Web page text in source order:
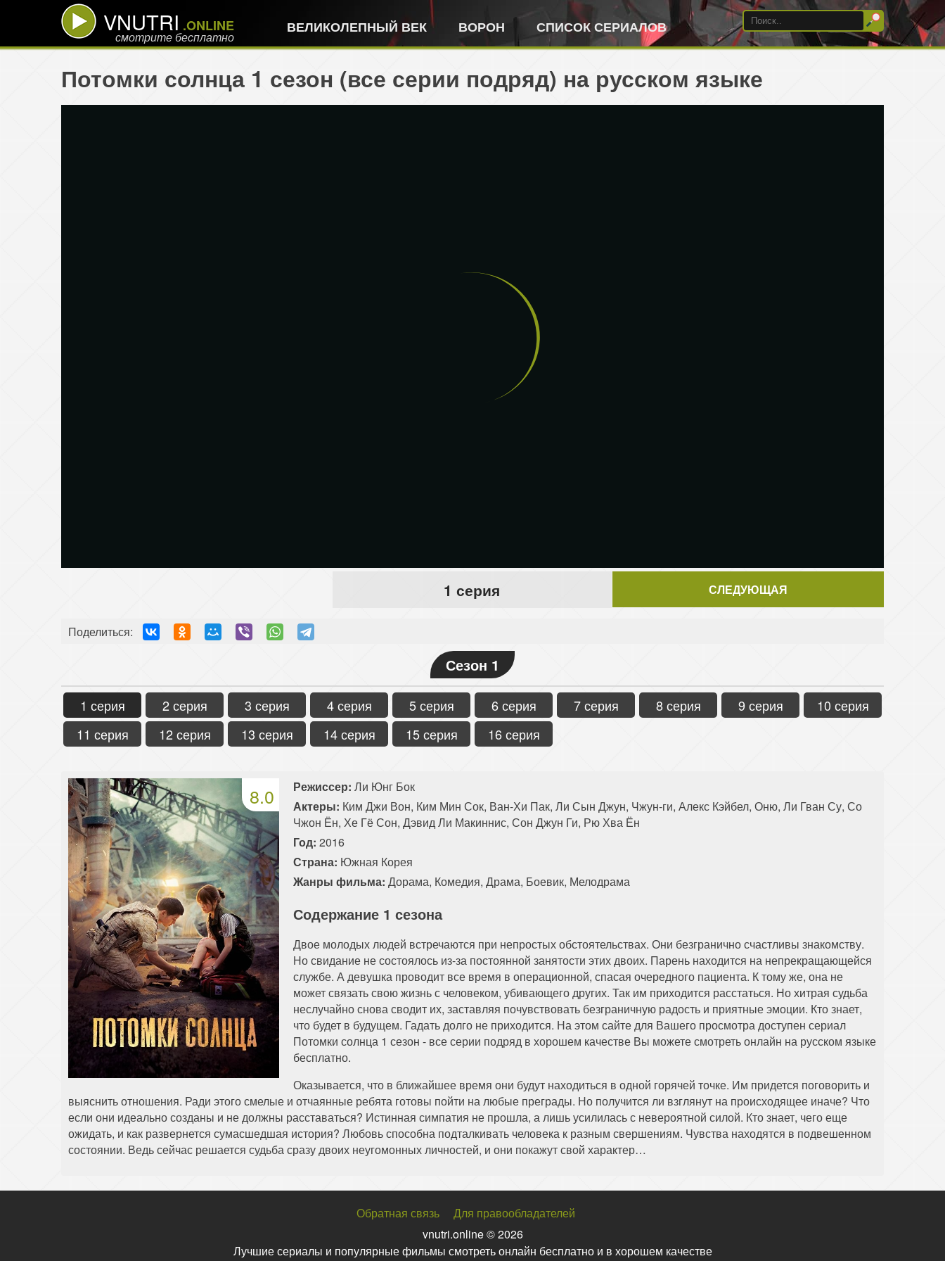
VNUTRI .ONLINE
смотрите бесплатно
ВЕЛИКОЛЕПНЫЙ ВЕК ВОРОН СПИСОК СЕРИАЛОВ
Потомки солнца 1 сезон (все серии подряд) на русском языке
1 серия СЛЕДУЮЩАЯ
Поделиться:
Сезон 1
1 серия 2 серия 3 серия 4 серия 5 серия 6 серия 7 серия 8 серия 9 серия
10 серия
11 серия
12 серия 13 серия 14 серия 15 серия 16 серия
8.0 Режиссер: Ли Юнг Бок
Актеры: Ким Джи Вон, Ким Мин Сок, Ван-Хи Пак, Ли Сын Джун, Чжун-ги, Алекс Кэйбел, Оню, Ли Гван Су, Со
Чжон Ён, Хе Гё Сон, Дэвид Ли Макиннис, Сон Джун Ги, Рю Хва Ён
Год: 2016
Страна: Южная Корея
Жанры фильма: Дорама, Комедия, Драма, Боевик, Мелодрама
Содержание 1 сезона
Двое молодых людей встречаются при непростых обстоятельствах. Они безгранично счастливы знакомству.
Но свидание не состоялось из-за постоянной занятости этих двоих. Парень находится на непрекращающейся
службе. А девушка проводит все время в операционной, спасая очередного пациента. К тому же, она не
может связать свою жизнь с человеком, убивающего других. Так им приходится расстаться. Но хитрая судьба
неслучайно снова сводит их, заставляя почувствовать безграничную радость и приятные эмоции. Кто знает,
что будет в будущем. Гадать долго не приходится. На этом сайте для Вашего просмотра доступен сериал
Потомки солнца 1 сезон - все серии подряд в хорошем качестве Вы можете смотреть онлайн на русском языке
бесплатно.
Оказывается, что в ближайшее время они будут находиться в одной горячей точке. Им придется поговорить и
выяснить отношения. Ради этого смелые и отчаянные ребята готовы пойти на любые преграды. Но получится ли взглянут на происходящее иначе? Что
если они идеально созданы и не должны расставаться? Истинная симпатия не прошла, а лишь усилилась с невероятной силой. Кто знает, чего еще
ожидать, и как развернется сумасшедшая история? Любовь способна подталкивать человека к разным свершениям. Чувства находятся в подвешенном
состоянии. Ведь сейчас решается судьба сразу двоих неугомонных личностей, и они покажут свой характер…
Обратная связь
Для правообладателей
vnutri.online © 2026
Лучшие сериалы и популярные фильмы смотреть онлайн бесплатно и в хорошем качестве